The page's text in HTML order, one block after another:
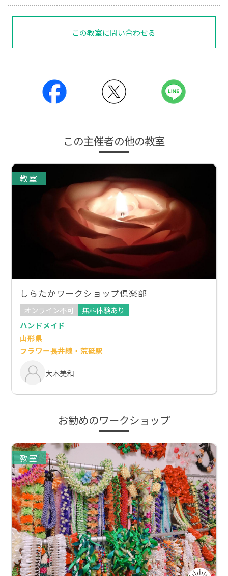
この教室に問い合わせる
この主催者の他の教室
教室
しらたかワークショップ倶楽部
オンライン不可
無料体験あり
ハンドメイド
山形県
フラワー長井線・荒砥駅
大木美和
お勧めのワークショップ
教室